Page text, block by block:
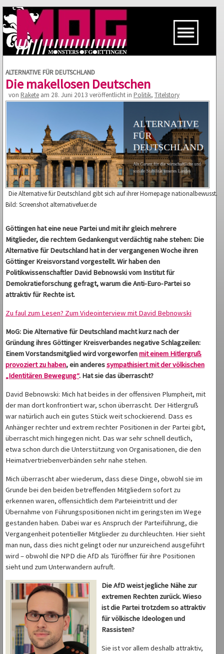
ALTERNATIVE FÜR DEUTSCHLAND
Die makellosen Deutschen
von Rakete am 28. Juni 2013 veröffentlicht in Politik, Titelstory
Die Alternative für Deutschland gibt sich auf ihrer Homepage nationalbewusst.
Bild: Screenshot alternativefuer.de
Göttingen hat eine neue Partei und mit ihr gleich mehrere
Mitglieder, die rechtem Gedankengut verdächtig nahe stehen: Die
Alternative für Deutschland hat in der vergangenen Woche ihren
Göttinger Kreisvorstand vorgestellt. Wir haben den
Politikwissenschaftler David Bebnowski vom Institut für
Demokratieforschung gefragt, warum die Anti-Euro-Partei so
attraktiv für Rechte ist.
Zu faul zum Lesen? Zum Videointerview mit David Bebnowski
MoG: Die Alternative für Deutschland macht kurz nach der
Gründung ihres Göttinger Kreisverbandes negative Schlagzeilen:
Einem Vorstandsmitglied wird vorgeworfenmit einem Hitlergruß
provoziert zu haben, ein anderessympathisiert mit der völkischen
„Identitären Bewegung“. Hat sie das überrascht?
David Bebnowski: Mich hat beides in der offensiven Plumpheit, mit
der man dort konfrontiert war, schon überrascht. Der Hitlergruß
war natürlich auch ein gutes Stück weit schockierend. Dass es
Anhänger rechter und extrem rechter Positionen in der Partei gibt,
überrascht mich hingegen nicht. Das war sehr schnell deutlich,
etwa schon durch die Unterstützung von Organisationen, die den
Heimatvertriebenverbänden sehr nahe stehen.
Mich überrascht aber wiederum, dass diese Dinge, obwohl sie im
Grunde bei den beiden betreffenden Mitgliedern sofort zu
erkennen waren, offensichtlich dem Parteieintritt und der
Übernahme von Führungspositionen nicht im geringsten im Wege
gestanden haben. Dabei war es Anspruch der Parteiführung, die
Vergangenheit potentieller Mitglieder zu durchleuchten. Hier sieht
man nun, dass dies nicht gelingt oder nur unzureichend ausgeführt
wird – obwohl die NPD die AfD als Türöffner für ihre Positionen
sieht und zum Unterwandern aufruft.
Die AfD weist jegliche Nähe zur
extremen Rechten zurück. Wieso
ist die Partei trotzdem so attraktiv
für völkische Ideologen und
Rassisten?
Sie ist vor allem deshalb attraktiv,